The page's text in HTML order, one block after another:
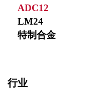
ADC12
LM24
特制合金
行业